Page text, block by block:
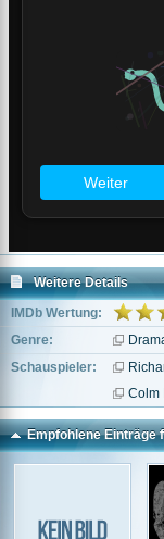
Weitere Details
IMDb Wertung:
Genre:
Schauspieler:
Colm
Empfohlene